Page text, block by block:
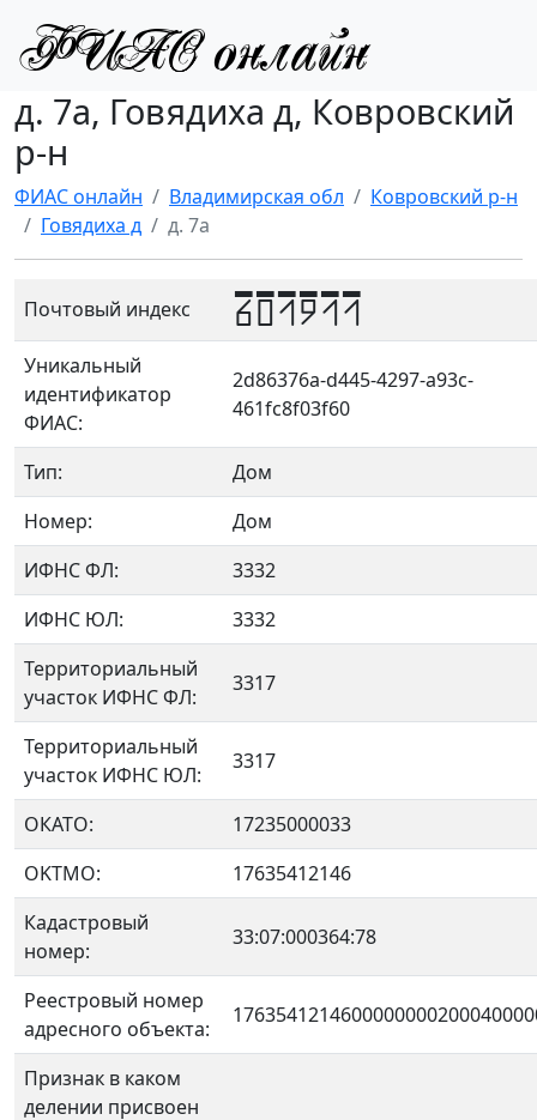
д. 7а, Говядиха д, Ковровский
р-н
ФИАС онлайн Владимирская обл
Ковровский р-н
Говядиха д
д. 7а
Почтовый индекс 601911
Уникальный
идентификатор
ФИАС:
2d86376a-d445-4297-a93c-
461fc8f03f60
Тип:
Дом
Номер:
Дом
ИФНС ФЛ:
3332
ИФНС ЮЛ:
3332
Территориальный
участок ИФНС ФЛ:
3317
Территориальный
участок ИФНС ЮЛ:
3317
ОКАТО:
17235000033
OKTMO:
17635412146
Кадастровый
номер:
33:07:000364:78
Реестровый номер
адресного объекта:
Признак в каком
делении присвоен